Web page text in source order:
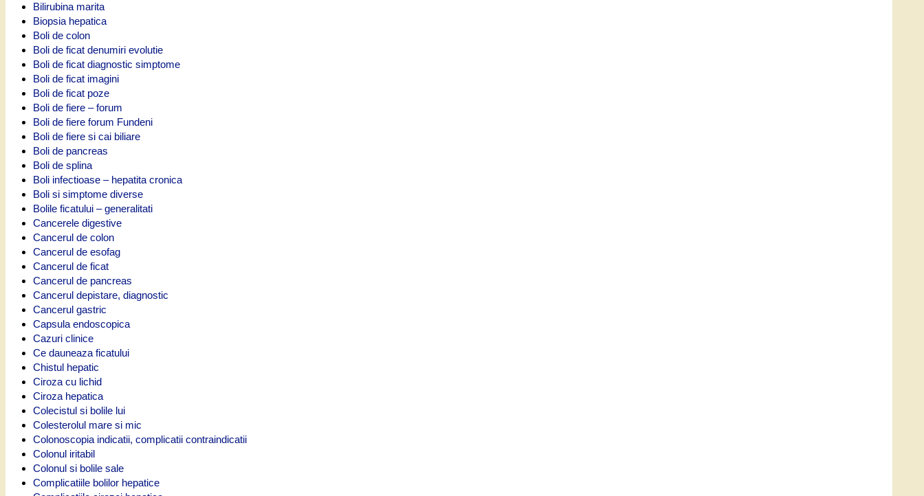
Bilirubina marita
Biopsia hepatica
Boli de colon
Boli de ficat denumiri evolutie
Boli de ficat diagnostic simptome
Boli de ficat imagini
Boli de ficat poze
Boli de fiere – forum
Boli de fiere forum Fundeni
Boli de fiere si cai biliare
Boli de pancreas
Boli de splina
Boli infectioase – hepatita cronica
Boli si simptome diverse
Bolile ficatului – generalitati
Cancerele digestive
Cancerul de colon
Cancerul de esofag
Cancerul de ficat
Cancerul de pancreas
Cancerul depistare, diagnostic
Cancerul gastric
Capsula endoscopica
Cazuri clinice
Ce dauneaza ficatului
Chistul hepatic
Ciroza cu lichid
Ciroza hepatica
Colecistul si bolile lui
Colesterolul mare si mic
Colonoscopia indicatii, complicatii contraindicatii
Colonul iritabil
Colonul si bolile sale
Complicatiile bolilor hepatice